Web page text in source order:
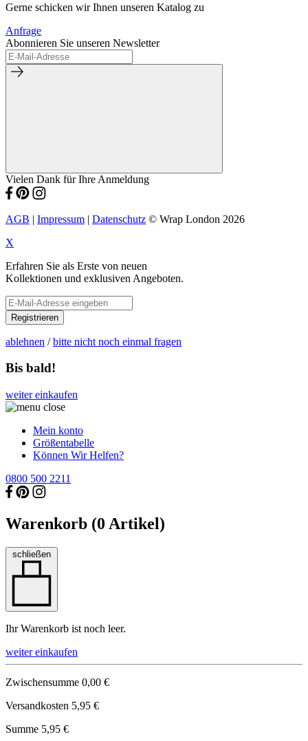
Gerne schicken wir Ihnen unseren Katalog zu
Anfrage
Abonnieren Sie unseren Newsletter
Vielen Dank für Ihre Anmeldung
AGB | Impressum | Datenschutz © Wrap London 2026
X
Erfahren Sie als Erste von neuen
Kollektionen und exklusiven Angeboten.
Registrieren
ablehnen /bitte nicht noch einmal fragen
Bis bald!
weiter einkaufen
Mein konto
Größentabelle
Können Wir Helfen?
0800 500 2211
Warenkorb (0 Artikel)
schließen
Ihr Warenkorb ist noch leer.
weiter einkaufen
Zwischensumme 0,00 €
Versandkosten 5,95 €
Summe 5,95 €